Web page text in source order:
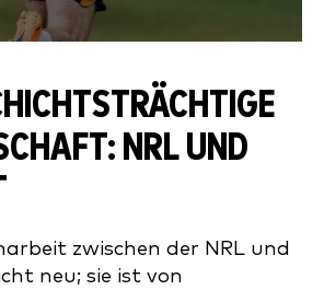
NRL UND
zwischen der NRL und
neu; sie ist von